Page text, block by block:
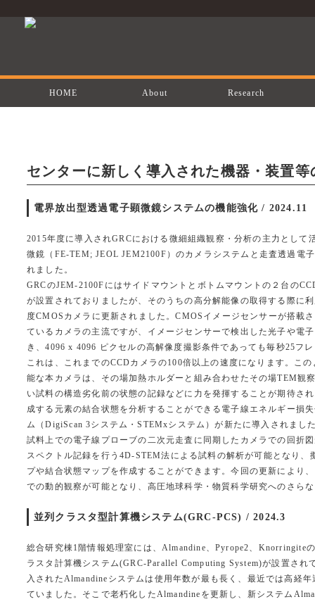
HOME About Research
センターに新しく導入された機器・装置等
電界放出型透過電子顕微鏡システムの機能強化 / 2024.11
2015年度に導入されGRCにおける微細組織観察・分析の主力として
微鏡（FE-TEM; JEOL JEM2100F）のカメラシステムと走査透過電
れました。
GRCのJEM-2100Fにはサイドマウントとボトムマウントの２台の
が設置されておりましたが、そのうちの高分解能像の取得する際に
度CMOSカメラに更新されました。CMOSイメージセンサーが搭載
ているカメラの主流ですが、イメージセンサーで検出した光子や電
き、4096 x 4096 ピクセルの高解像度撮影条件であっても毎秒25フ
これは、これまでのCCDカメラの100倍以上の速度になります。こ
能な本カメラは、その場加熱ホルダーと組み合わせたその場TEM観
い試料の構造劣化前の状態の記録などに力を発揮することが期待さ
成する元素の結合状態を分析することができる電子線エネルギー損
ム（DigiScan 3システム・STEMxシステム）が新たに導入されまし
試料上での電子線プローブの二次元走査に同期したカメラでの回折
スペクトル記録を行う4D-STEM法による試料の解析が可能となり
プや結合状態マップを作成することができます。今回の更新により
での動的観察が可能となり、高圧地球科学・物質科学研究へのさら
並列クラスタ型計算機システム(GRC-PCS) / 2024.3
総合研究棟1階情報処理室には、Almandine、Pyrope2、Knorringite
ラスタ計算機システム(GRC-Parallel Computing System)が設置され
入されたAlmandineシステムは使用年数が最も長く、最近では高経
ていました。そこで老朽化したAlmandineを更新し、新システム